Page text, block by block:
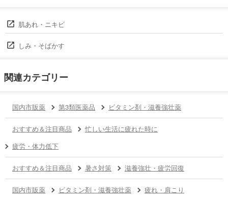
肌あれ・ニキビ
しみ・そばかす
関連カテゴリー
国内市販薬 第3類医薬品 ビタミン剤・滋養強壮薬
おすすめ＆注目商品
忙しい生活に疲れた時に
疲労・体力低下
おすすめ＆注目商品 暑さ対策 滋養強壮・疲労回復
国内市販薬 ビタミン剤・滋養強壮薬 疲れ・肩こり